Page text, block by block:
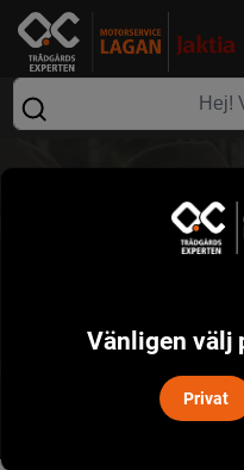
Här hittar
som vi
Vänligen välj
Privat